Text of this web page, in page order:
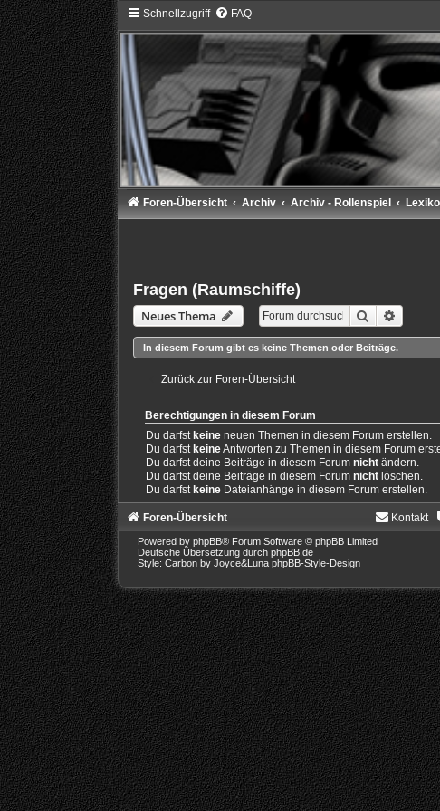
Schnellzugriff FAQ
Foren-Übersicht Archiv Archiv - Rollenspiel
Fragen (Raumschiffe)
Neues Thema Suche
In diesem Forum gibt es keine Themen oder Beiträge.
Zurück zur Foren-Übersicht
Berechtigungen in diesem Forum
Du darfst keineneuen Themen in diesem Forum erstellen.
Du darfst keineAntworten zu Themen in diesem Forum
Du darfst deine Beiträge in diesem Forum nichtändern.
Du darfst deine Beiträge in diesem Forum nichtlöschen.
Du darfst keineDateianhänge in diesem Forum erstellen.
Foren-Übersicht Kontakt
Powered by phpBB® Forum Software © phpBB Limited
Deutsche Übersetzung durch phpBB.de
Style: Carbon by Joyce&Luna phpBB-Style-Design